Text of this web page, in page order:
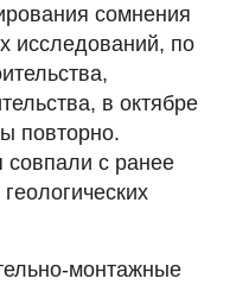
сомнения
исследований, по
в октябре
повторно.
совпали с ранее
монтажные